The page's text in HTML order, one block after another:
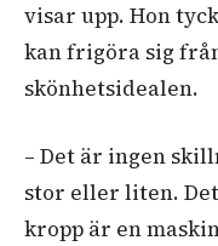
visar upp. Hon
kan frigöra sig
skönhetsidealen.
– Det är ingen
stor eller liten.
kropp är en